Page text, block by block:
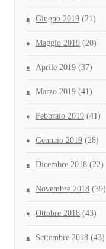
Giugno 2019 (21)
Maggio 2019 (20)
Aprile 2019 (37)
Marzo 2019 (41)
Febbraio 2019 (41)
Gennaio 2019 (28)
Dicembre 2018 (22)
Novembre 2018 (39)
Ottobre 2018 (43)
Settembre 2018 (43)